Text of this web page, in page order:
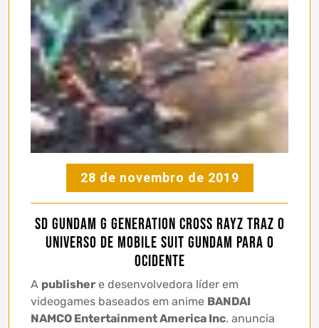
28 de novembro de 2019
SD Gundam G Generation Cross Rayz traz o
universo de Mobile Suit Gundam para o
Ocidente
A publisher e desenvolvedora líder em
videogames baseados em anime BANDAI
NAMCO Entertainment America Inc. anuncia